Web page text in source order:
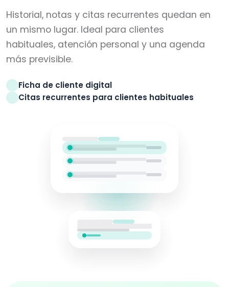
Historial, notas y citas recurrentes quedan en
un mismo lugar. Ideal para clientes
habituales, atención personal y una agenda
más previsible.
Ficha de cliente digital
Citas recurrentes para clientes habituales